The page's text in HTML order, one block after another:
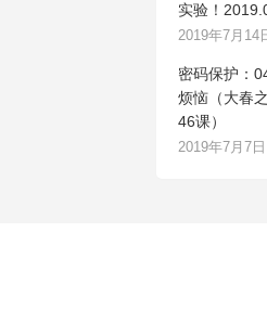
实验！
2019年7月14
密码保护：
烦恼（大春
46课）
2019年7月7日